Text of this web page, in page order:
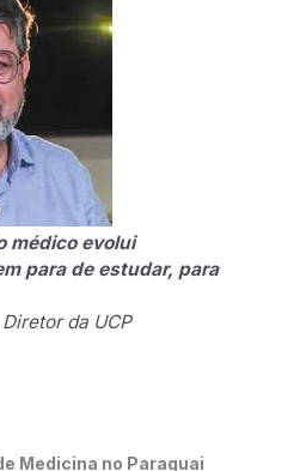
médico evolui
para de estudar, para
da UCP
Medicina no Paraguai